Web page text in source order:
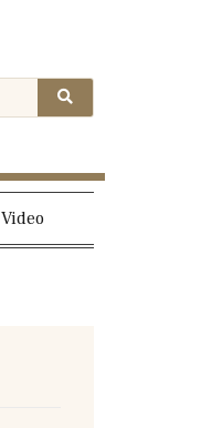
Video